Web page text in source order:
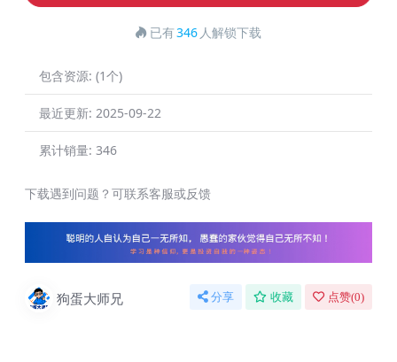
已有346 人解锁下载
包含资源: (1个)
最近更新: 2025-09-22
累计销量: 346
下载遇到问题？可联系客服或反馈
狗蛋大师兄 分享 收藏 点赞(0)